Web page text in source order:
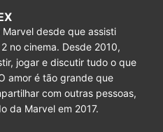
desde que assisti
no cinema. Desde 2010,
jogar e discutir tudo o que
amor é tão grande que
com outras pessoas,
da Marvel em 2017.